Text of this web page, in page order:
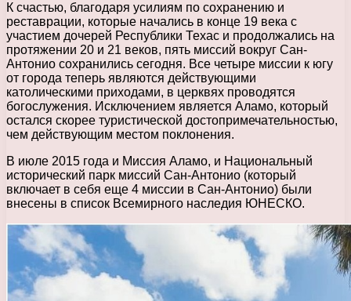
К счастью, благодаря усилиям по сохранению и
реставрации, которые начались в конце 19 века с
участием дочерей Республики Техас и продолжались на
протяжении 20 и 21 веков, пять миссий вокруг Сан-
Антонио сохранились сегодня. Все четыре миссии к югу
от города теперь являются действующими
католическими приходами, в церквях проводятся
богослужения. Исключением является Аламо, который
остался скорее туристической достопримечательностью,
чем действующим местом поклонения.
В июле 2015 года и Миссия Аламо, и Национальный
исторический парк миссий Сан-Антонио (который
включает в себя еще 4 миссии в Сан-Антонио) были
внесены в список Всемирного наследия ЮНЕСКО.